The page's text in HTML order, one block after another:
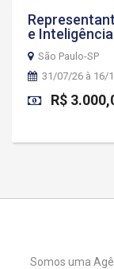
e
São Paulo-SP
31/07/26 à 16/
R$
Somos uma